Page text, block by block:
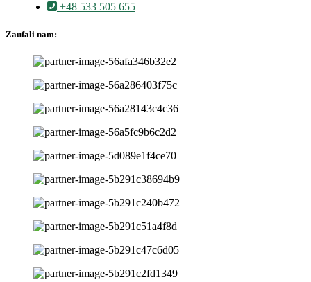
+48 533 505 655
Zaufali nam: